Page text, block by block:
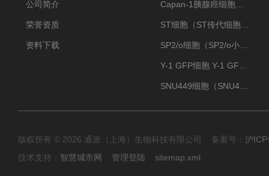
公司简介
荣誉资质
资料下载
版权所有 © 2026 通派（上海）生物科技有限公司 备案号： 沪
技术支持： 智慧城市网 管理登陆 sitemap.xml